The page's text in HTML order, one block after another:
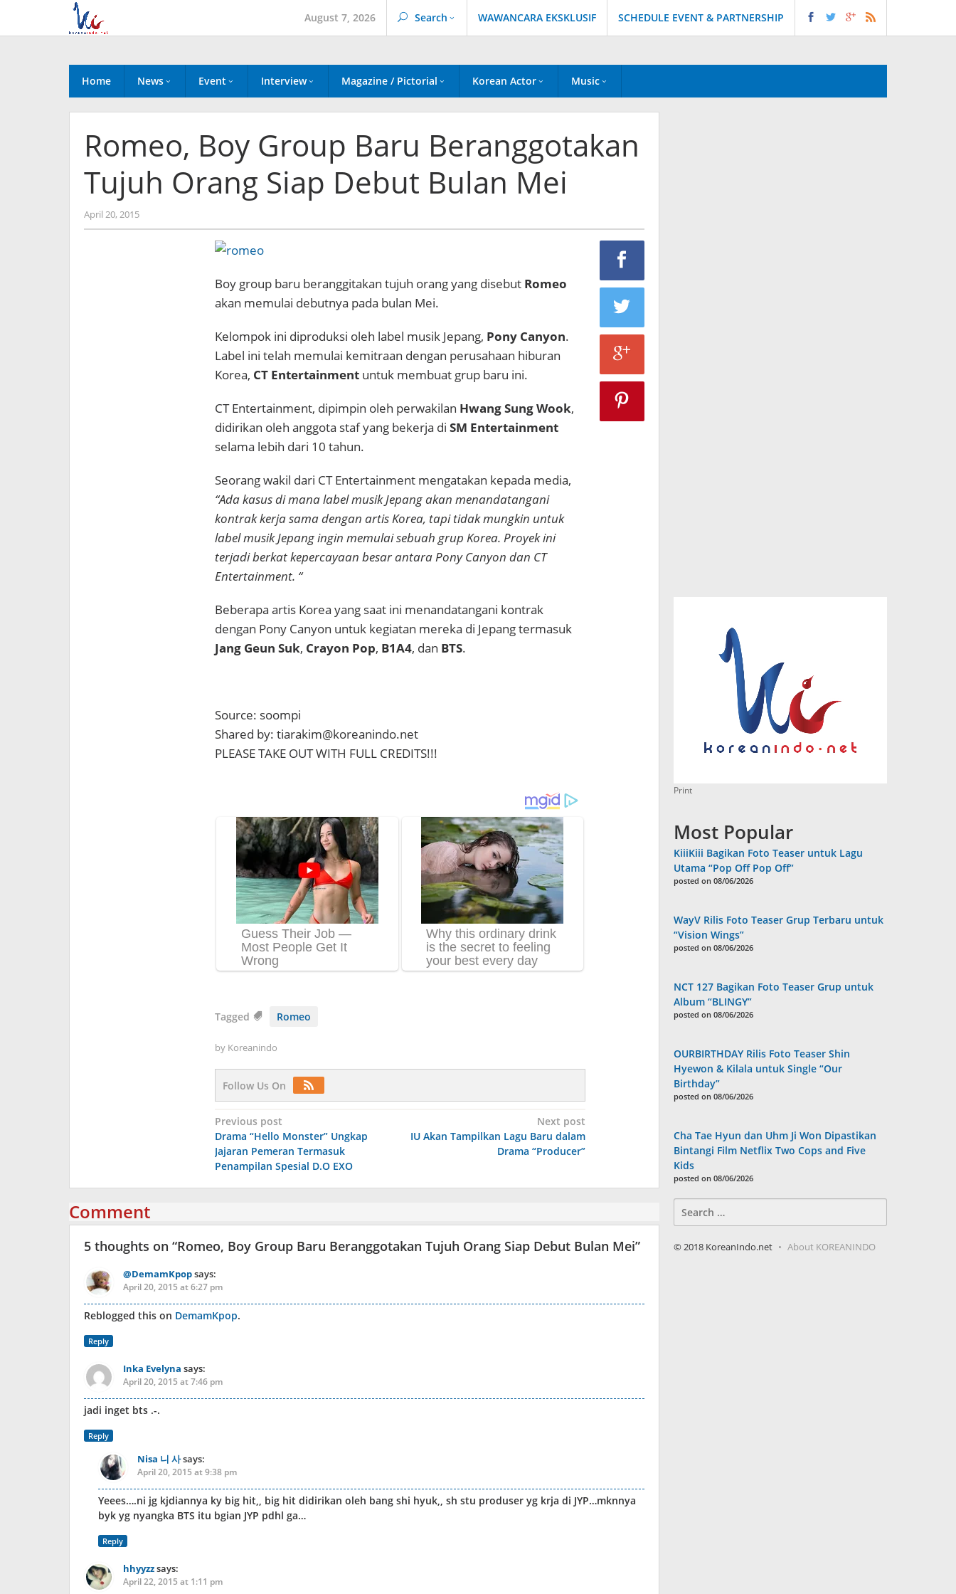
content
August 7, 2026 Search WAWANCARA EKSKLUSIF SCHEDULE EVENT & PARTNERSHIP
Home News Event Interview Magazine / Pictorial Korean Actor Music
Romeo, Boy Group Baru Beranggotakan
Tujuh Orang Siap Debut Bulan Mei
April 20, 2015by
Koreanindo
Boy group baru beranggitakan tujuh orang yang disebut Romeo
akan memulai debutnya pada bulan Mei.
Kelompok ini diproduksi oleh label musik Jepang, Pony Canyon.
Label ini telah memulai kemitraan dengan perusahaan hiburan
Korea, CT Entertainmentuntuk membuat grup baru ini.
CT Entertainment, dipimpin oleh perwakilan Hwang Sung Wook,
didirikan oleh anggota staf yang bekerja di SM Entertainment
selama lebih dari 10 tahun.
Seorang wakil dari CT Entertainment mengatakan kepada media,
“Ada kasus di mana label musik Jepang akan menandatangani
kontrak kerja sama dengan artis Korea, tapi tidak mungkin untuk
label musik Jepang ingin memulai sebuah grup Korea. Proyek ini
terjadi berkat kepercayaan besar antara Pony Canyon dan CT
Entertainment. “
Beberapa artis Korea yang saat ini menandatangani kontrak
dengan Pony Canyon untuk kegiatan mereka di Jepang termasuk
Jang Geun Suk, Crayon Pop, B1A4, dan BTS.
Source: soompi
Shared by: tiarakim@koreanindo.net
PLEASE TAKE OUT WITH FULL CREDITS!!!
Tagged Romeo
by Koreanindo
Follow Us On
Post
navigation
Previous post
Drama “Hello Monster” Ungkap
Jajaran Pemeran Termasuk
Penampilan Spesial D.O EXO
Next post
IU Akan Tampilkan Lagu Baru dalam
Drama “Producer”
Comment
5 thoughts on “Romeo, Boy Group Baru Beranggotakan Tujuh Orang Siap Debut Bulan Mei”
@DemamKpopsays:
April 20, 2015 at 6:27 pm
Reblogged this on DemamKpop.
Reply
Inka Evelyna says:
April 20, 2015 at 7:46 pm
jadi inget bts .-.
Reply
Nisa 니 사says:
April 20, 2015 at 9:38 pm
Yeees….ni jg kjdiannya ky big hit,, big hit didirikan oleh bang shi hyuk,, sh stu produser yg krja di JYP…mknnya
byk yg nyangka BTS itu bgian JYP pdhl ga…
Reply
hhyyzzsays:
April 22, 2015 at 1:11 pm
Print
Most Popular
KiiiKiii Bagikan Foto Teaser untuk Lagu
Utama “Pop Off Pop Off”
posted on 08/06/2026
WayV Rilis Foto Teaser Grup Terbaru untuk
“Vision Wings”
posted on 08/06/2026
NCT 127 Bagikan Foto Teaser Grup untuk
Album “BLINGY”
posted on 08/06/2026
OURBIRTHDAY Rilis Foto Teaser Shin
Hyewon & Kilala untuk Single “Our
Birthday”
posted on 08/06/2026
Cha Tae Hyun dan Uhm Ji Won Dipastikan
Bintangi Film Netflix Two Cops and Five
Kids
posted on 08/06/2026
for:
© 2018 KoreanIndo.net About KOREANINDO